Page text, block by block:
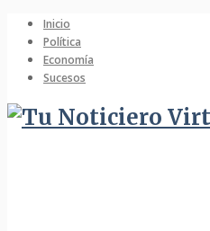
Inicio
Política
Economía
Sucesos